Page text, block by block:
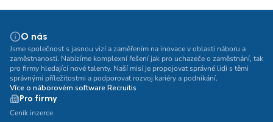
O nás
Jsme společnost s jasnou vizí a zaměřením na inovace v oblasti náboru a
zaměstnanosti. Nabízíme komplexní řešení jak pro uchazeče o zaměstnání, tak
pro firmy hledající nové talenty. Naší misí je propojovat správné lidi s těmi
správnými příležitostmi a podporovat rozvoj kariéry a podnikání.
Více o náborovém software Recruitis
Pro firmy
Ceník inzerce